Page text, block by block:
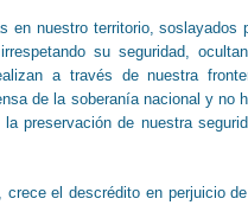
en nuestro territorio, soslayados
su seguridad,
a través de nuestra
de la soberanía nacional y no
preservación de nuestra
crece el descrédito en perjuicio